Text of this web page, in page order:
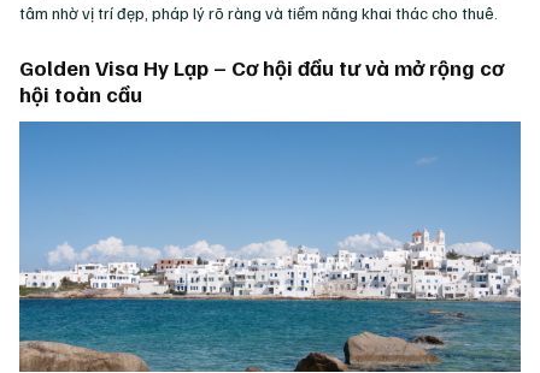
tâm nhờ vị trí đẹp, pháp lý rõ ràng và tiềm năng khai thác cho thuê.
Golden Visa Hy Lạp – Cơ hội đầu tư và mở rộng cơ
hội toàn cầu